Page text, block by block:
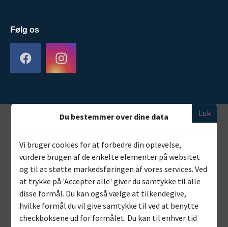
Følg os
Luk
Du bestemmer over dine data
Vi bruger cookies for at forbedre din oplevelse,
vurdere brugen af de enkelte elementer på websitet
og til at støtte markedsføringen af vores services. Ved
at trykke på 'Accepter alle' giver du samtykke til alle
disse formål. Du kan også vælge at tilkendegive,
hvilke formål du vil give samtykke til ved at benytte
checkboksene ud for formålet. Du kan til enhver tid